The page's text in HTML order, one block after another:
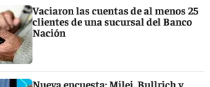
Vaciaron las cuentas de al menos 25
clientes de una sucursal del Banco
Nación
Nueva encuesta: Milei, Bullrich y